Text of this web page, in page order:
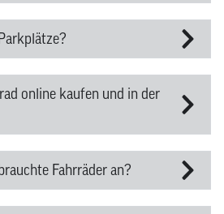
online kaufen und in der
Fahrräder an?